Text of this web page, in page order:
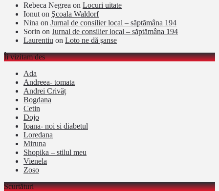
Rebeca Negrea on Locuri uitate
Ionut on Şcoala Waldorf
Nina on Jurnal de consilier local – săptămâna 194
Sorin on Jurnal de consilier local – săptămâna 194
Laurentiu on Loto ne dă şanse
Îi vizitam des
Ada
Andreea- tomata
Andrei Crivăț
Bogdana
Cetin
Dojo
Ioana- noi si diabetul
Loredana
Miruna
Shopika – stilul meu
Vienela
Zoso
Scurtături